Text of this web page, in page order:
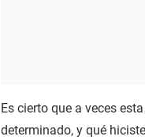
Es cierto que a veces
determinado, y qué